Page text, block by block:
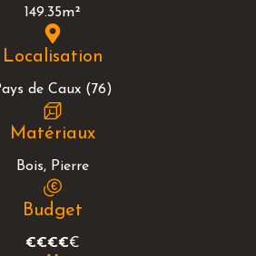
149.35m²
Localisation
de Caux (76)
Matériaux
Bois, Pierre
Budget
€€€€€